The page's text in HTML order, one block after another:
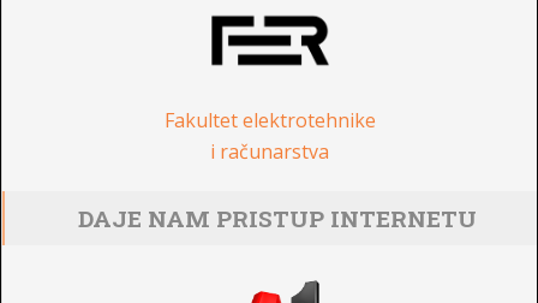
Fakultet elektrotehnike
i računarstva
DAJE NAM PRISTUP INTERNETU